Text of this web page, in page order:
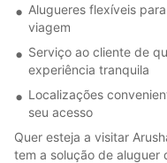
Alugueres flexíveis
viagem
Serviço ao cliente de
experiência tranquila
Localizações
seu acesso
Quer esteja a visitar
tem a solução de aluguer